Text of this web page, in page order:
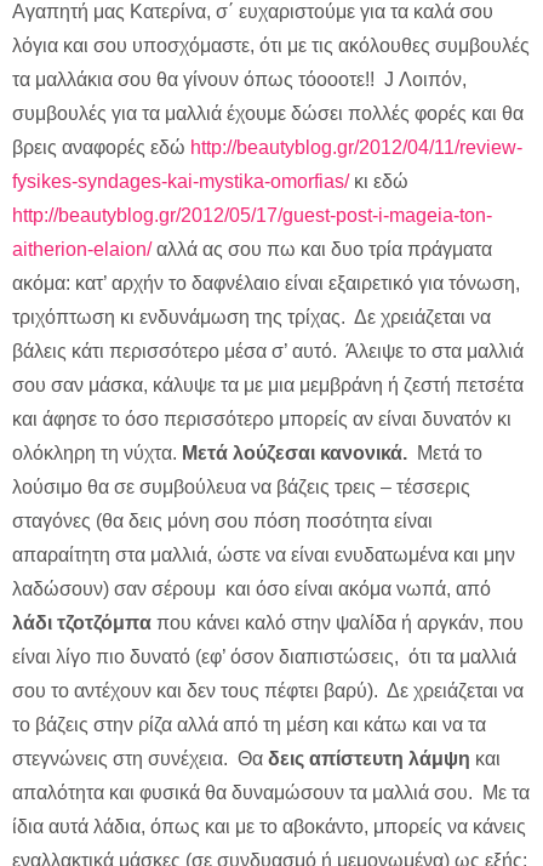
Αγαπητή μας Κατερίνα, σ΄ ευχαριστούμε για τα καλά σου
λόγια και σου υποσχόμαστε, ότι με τις ακόλουθες συμβουλές
τα μαλλάκια σου θα γίνουν όπως τόοοοτε!! J Λοιπόν,
συμβουλές για τα μαλλιά έχουμε δώσει πολλές φορές και θα
βρεις αναφορές εδώ http://beautyblog.gr/2012/04/11/review-
fysikes-syndages-kai-mystika-omorfias/κι εδώ
http://beautyblog.gr/2012/05/17/guest-post-i-mageia-ton-
aitherion-elaion/αλλά ας σου πω και δυο τρία πράγματα
ακόμα: κατ’ αρχήν το δαφνέλαιο είναι εξαιρετικό για τόνωση,
τριχόπτωση κι ενδυνάμωση της τρίχας. Δε χρειάζεται να
βάλεις κάτι περισσότερο μέσα σ’ αυτό. Άλειψε το στα μαλλιά
σου σαν μάσκα, κάλυψε τα με μια μεμβράνη ή ζεστή πετσέτα
και άφησε το όσο περισσότερο μπορείς αν είναι δυνατόν κι
ολόκληρη τη νύχτα. Μετά λούζεσαι κανονικά. Μετά το
λούσιμο θα σε συμβούλευα να βάζεις τρεις – τέσσερις
σταγόνες (θα δεις μόνη σου πόση ποσότητα είναι
απαραίτητη στα μαλλιά, ώστε να είναι ενυδατωμένα και μην
λαδώσουν) σαν σέρουμ και όσο είναι ακόμα νωπά, από
λάδι τζοτζόμπα που κάνει καλό στην ψαλίδα ή αργκάν, που
είναι λίγο πιο δυνατό (εφ’ όσον διαπιστώσεις, ότι τα μαλλιά
σου το αντέχουν και δεν τους πέφτει βαρύ). Δε χρειάζεται να
το βάζεις στην ρίζα αλλά από τη μέση και κάτω και να τα
στεγνώνεις στη συνέχεια. Θα δεις απίστευτη λάμψη και
απαλότητα και φυσικά θα δυναμώσουν τα μαλλιά σου. Με τα
ίδια αυτά λάδια, όπως και με το αβοκάντο, μπορείς να κάνεις
εναλλακτικά μάσκες (σε συνδυασμό ή μεμονωμένα) ως εξής: